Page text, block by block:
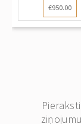
€950.00